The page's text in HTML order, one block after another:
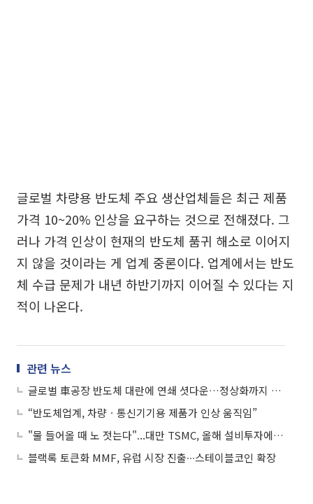
글로벌 차량용 반도체 주요 생산업체들은 최근 제품
가격 10~20% 인상을 요구하는 것으로 전해졌다. 그
러나 가격 인상이 현재의 반도체 품귀 해소로 이어지
지 않을 것이라는 게 업계 중론이다. 업계에서는 반도
체 수급 문제가 내년 하반기까지 이어질 수 있다는 지
적이 나온다.
관련 뉴스
글로벌 車공장 반도체 대란에 연쇄 셧다운…정상화까지 6개월
“반도체업계, 차량ㆍ통신기기용 제품가 인상 움직임”
"물 들어올 때 노 젓는다"...대만 TSMC, 올해 설비투자에 30조 투입
블랙록 토큰화 MMF, 유럽 시장 진출∙∙∙스테이블코인 확장